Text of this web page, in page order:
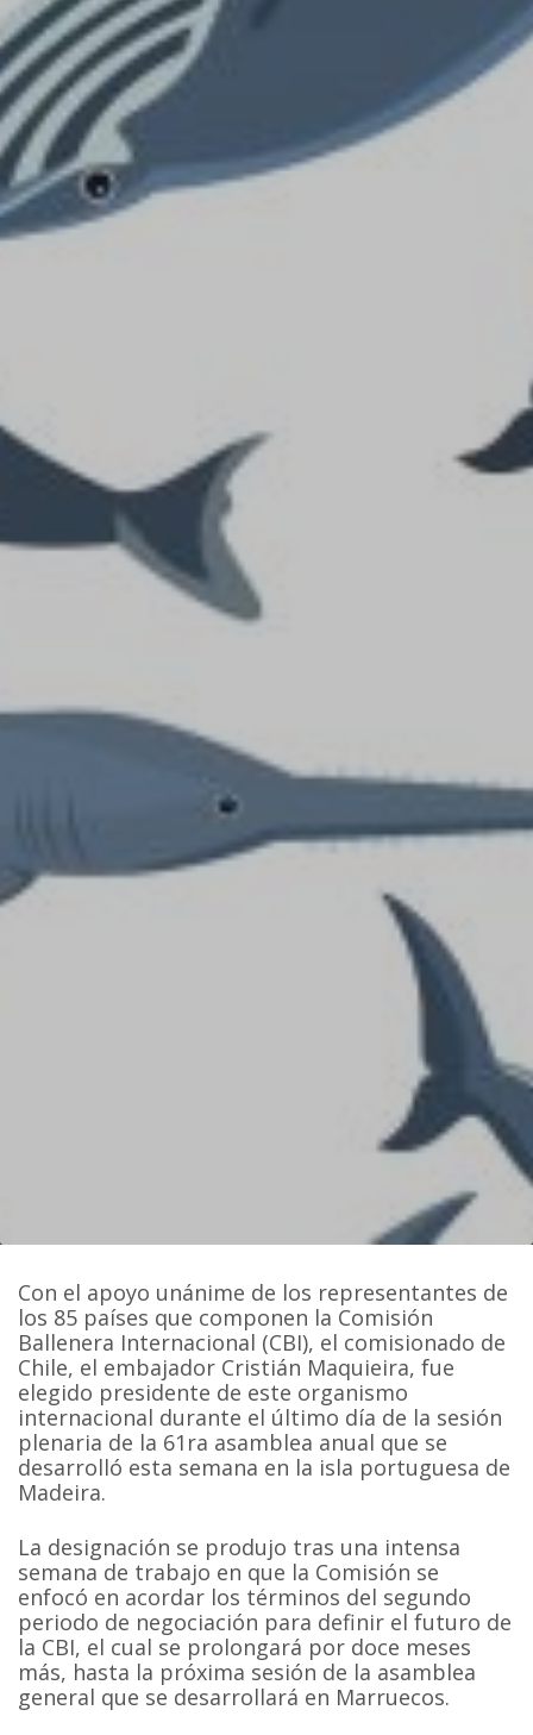
Con el apoyo unánime de los representantes de
los 85 países que componen la Comisión
Ballenera Internacional (CBI), el comisionado de
Chile, el embajador Cristián Maquieira, fue
elegido presidente de este organismo
internacional durante el último día de la sesión
plenaria de la 61ra asamblea anual que se
desarrolló esta semana en la isla portuguesa de
Madeira.
La designación se produjo tras una intensa
semana de trabajo en que la Comisión se
enfocó en acordar los términos del segundo
periodo de negociación para definir el futuro de
la CBI, el cual se prolongará por doce meses
más, hasta la próxima sesión de la asamblea
general que se desarrollará en Marruecos.